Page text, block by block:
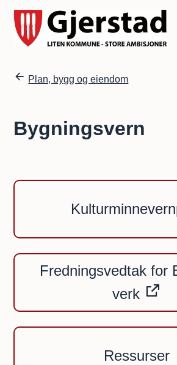
Gjerstad kommune
Du er her:
Plan, bygg og eiendom
Bygningsvern
Fredningsvedtak for
verk
Ressurser